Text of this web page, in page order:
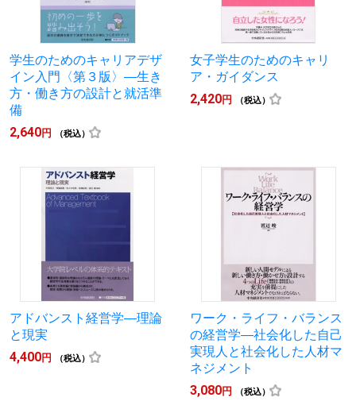
学生のためのキャリアデザ
イン入門〈第３版〉―生き
方・働き方の設計と就活準
備
2,640円 （税込）
女子学生のためのキャリ
ア・ガイダンス
2,420円 （税込）
アドバンスト経営学―理論
と現実
4,400円 （税込）
ワーク・ライフ・バランス
の経営学―社会化した自己
実現人と社会化した人材マ
ネジメント
3,080円 （税込）